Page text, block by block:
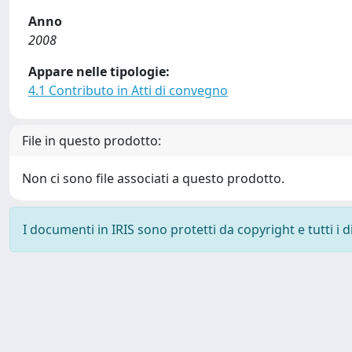
Anno
2008
Appare nelle tipologie:
4.1 Contributo in Atti di convegno
File in questo prodotto:
Non ci sono file associati a questo prodotto.
I documenti in IRIS sono protetti da copyright e tutti i